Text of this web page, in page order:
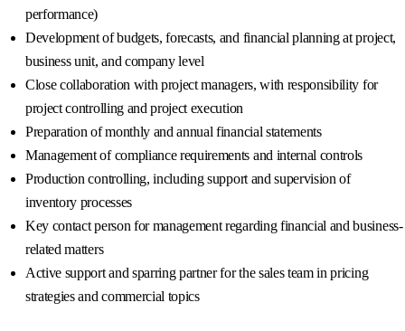
performance)
Development of budgets, forecasts, and financial planning at project,
business unit, and company level
Close collaboration with project managers, with responsibility for
project controlling and project execution
Preparation of monthly and annual financial statements
Management of compliance requirements and internal controls
Production controlling, including support and supervision of
inventory processes
Key contact person for management regarding financial and business-
related matters
Active support and sparring partner for the sales team in pricing
strategies and commercial topics